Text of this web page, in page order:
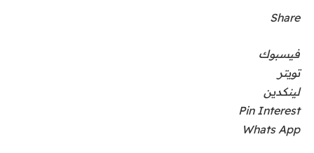
Share
فيسبوك
تويتر
لينكدين
Pin Interest
Whats App